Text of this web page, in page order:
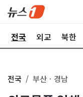
전국 외교 북한
전국 부산ㆍ경남